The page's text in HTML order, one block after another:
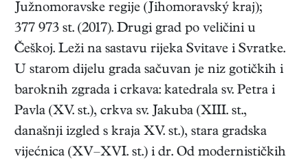
Južnomoravske regije (Jihomoravský kraj);
377 973 st. (2017). Drugi grad po veličini u
Češkoj. Leži na sastavu rijeka Svitave i Svratke.
U starom dijelu grada sačuvan je niz gotičkih i
baroknih zgrada i crkava: katedrala sv. Petra i
Pavla (XV. st.), crkva sv. Jakuba (XIII. st.,
današnji izgled s kraja XV. st.), stara gradska
vijećnica (XV–XVI. st.) i dr. Od modernističkih